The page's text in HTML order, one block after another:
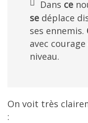
Dans ce
se déplace
ses ennemis.
avec
niveau.
On voit très
: